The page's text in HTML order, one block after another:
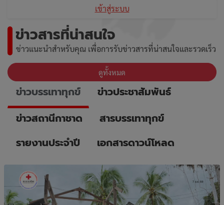
เข้าสู่ระบบ
ข่าวสารที่น่าสนใจ
ข่าวแนะนำสำหรับคุณ เพื่อการรับข่าวสารที่น่าสนใจและรวดเร็ว
ดูทั้งหมด
ข่าวบรรเทาทุกข์
ข่าวประชาสัมพันธ์
ข่าวสถานีกาชาด
สารบรรเทาทุกข์
รายงานประจำปี
เอกสารดาวน์โหลด